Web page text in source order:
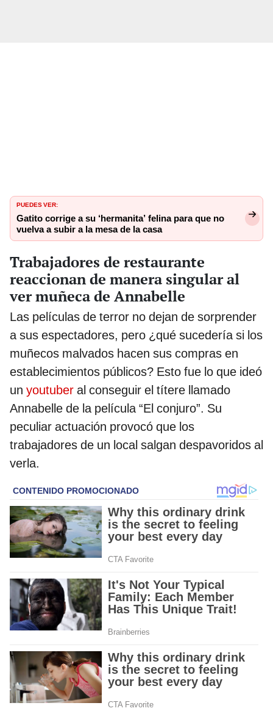
PUEDES VER:
Gatito corrige a su ‘hermanita’ felina para que no
vuelva a subir a la mesa de la casa
Trabajadores de restaurante
reaccionan de manera singular al
ver muñeca de Annabelle
Las películas de terror no dejan de sorprender
a sus espectadores, pero ¿qué sucedería si los
muñecos malvados hacen sus compras en
establecimientos públicos? Esto fue lo que ideó
un youtuber al conseguir el títere llamado
Annabelle de la película “El conjuro”. Su
peculiar actuación provocó que los
trabajadores de un local salgan despavoridos al
verla.